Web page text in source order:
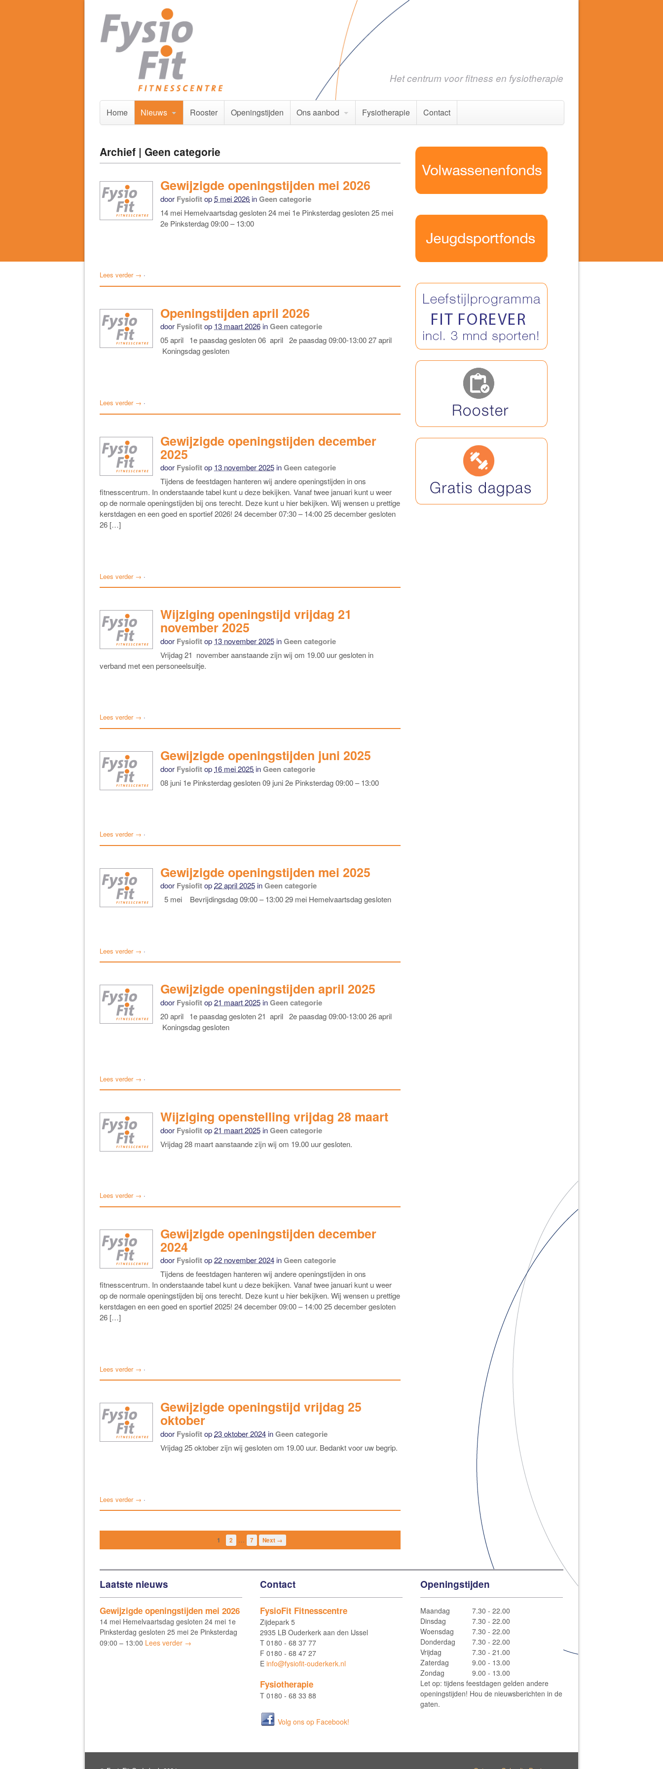
Het centrum voor fitness en fysiotherapie
Home Nieuws Rooster Openingstijden Ons aanbod Fysiotherapie Contact
Archief | Geen categorie
Gewijzigde openingstijden mei 2026
door Fysiofitop5 mei 2026 inGeen categorie
14 mei Hemelvaartsdag gesloten 24 mei 1e Pinksterdag gesloten 25 mei
2e Pinksterdag 09:00 – 13:00
Lees verder → ·
Openingstijden april 2026
door Fysiofitop 13 maart 2026 inGeen categorie
05 april 1e paasdag gesloten 06 april 2e paasdag 09:00-13:00 27 april
Koningsdag gesloten
Lees verder → ·
Gewijzigde openingstijden december
2025
door Fysiofitop 13 november 2025 inGeen categorie
Tijdens de feestdagen hanteren wij andere openingstijden in ons
fitnesscentrum. In onderstaande tabel kunt u deze bekijken. Vanaf twee januari kunt u weer
op de normale openingstijden bij ons terecht. Deze kunt u hier bekijken. Wij wensen u prettige
kerstdagen en een goed en sportief 2026! 24 december 07:30 – 14:00 25 december gesloten
26 […]
Lees verder → ·
Wijziging openingstijd vrijdag 21
november 2025
door Fysiofitop 13 november 2025 inGeen categorie
Vrijdag 21 november aanstaande zijn wij om 19.00 uur gesloten in
verband met een personeelsuitje.
Lees verder → ·
Gewijzigde openingstijden juni 2025
door Fysiofitop 16 mei 2025 inGeen categorie
08 juni 1e Pinksterdag gesloten 09 juni 2e Pinksterdag 09:00 – 13:00
Lees verder → ·
Gewijzigde openingstijden mei 2025
door Fysiofitop22 april 2025 inGeen categorie
5 mei Bevrijdingsdag 09:00 – 13:00 29 mei Hemelvaartsdag gesloten
Lees verder → ·
Gewijzigde openingstijden april 2025
door Fysiofitop21 maart 2025 inGeen categorie
20 april 1e paasdag gesloten 21 april 2e paasdag 09:00-13:00 26 april
Koningsdag gesloten
Lees verder → ·
Wijziging openstelling vrijdag 28 maart
door Fysiofitop21 maart 2025 inGeen categorie
Vrijdag 28 maart aanstaande zijn wij om 19.00 uur gesloten.
Lees verder → ·
Gewijzigde openingstijden december
2024
door Fysiofitop22 november 2024 inGeen categorie
Tijdens de feestdagen hanteren wij andere openingstijden in ons
fitnesscentrum. In onderstaande tabel kunt u deze bekijken. Vanaf twee januari kunt u weer
op de normale openingstijden bij ons terecht. Deze kunt u hier bekijken. Wij wensen u prettige
kerstdagen en een goed en sportief 2025! 24 december 09:00 – 14:00 25 december gesloten
26 […]
Lees verder → ·
Gewijzigde openingstijd vrijdag 25
oktober
door Fysiofitop23 oktober 2024 inGeen categorie
Vrijdag 25 oktober zijn wij gesloten om 19.00 uur. Bedankt voor uw begrip.
Lees verder → ·
1 2 … 7 Next →
Laatste nieuws
Gewijzigde openingstijden mei 2026
14 mei Hemelvaartsdag gesloten 24 mei 1e
Pinksterdag gesloten 25 mei 2e Pinksterdag
09:00 – 13:00 Lees verder →
Contact
FysioFit Fitnesscentre
Zijdepark 5
2935 LB Ouderkerk aan den IJssel
T0180 - 68 37 77
F 0180 - 68 47 27
E info@fysiofit-ouderkerk.nl
Fysiotherapie
T0180 - 68 33 88
Volg ons op Facebook!
Openingstijden
Maandag
7.30 - 22.00
Dinsdag
7.30 - 22.00
Woensdag
7.30 - 22.00
Donderdag
7.30 - 22.00
Vrijdag
7.30 - 21.00
Zaterdag
9.00 - 13.00
Zondag
9.00 - 13.00
Let op: tijdens feestdagen gelden andere
openingstijden! Hou de nieuwsberichten in de
gaten.